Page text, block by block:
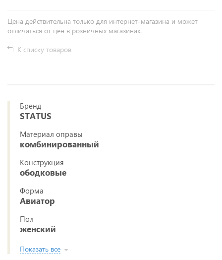
Цена действительна только для интернет-магазина и может
отличаться от цен в розничных магазинах.
К списку товаров
Бренд
STATUS
Материал оправы
комбинированный
Конструкция
ободковые
Форма
Авиатор
Пол
женский
Показать все